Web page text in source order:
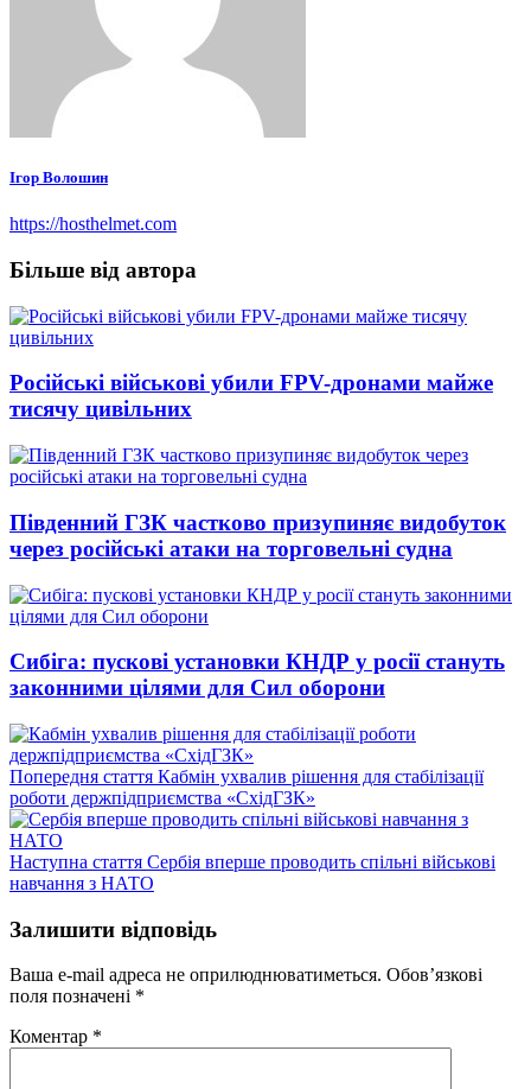
Ігор Волошин
https://hosthelmet.com
Більше від автора
Російські військові убили FPV-дронами майже
тисячу цивільних
Південний ГЗК частково призупиняє видобуток
через російські атаки на торговельні судна
Сибіга: пускові установки КНДР у росії стануть
законними цілями для Сил оборони
Попередня стаття Попередній
запис:
Кабмін ухвалив рішення для стабілізації
роботи держпідприємства «СхідГЗК»
Наступна стаття Наступний
запис:
Сербія вперше проводить спільні військові
навчання з НАТО
Залишити відповідь
Ваша e-mail адреса не оприлюднюватиметься. Обов’язкові
поля позначені *
Коментар *